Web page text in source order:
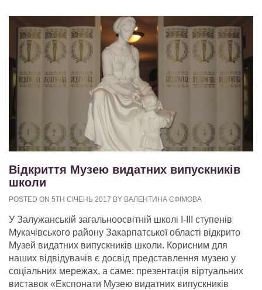
Відкриття Музею видатних випускників
школи
POSTED ON 5TH СІЧЕНЬ 2017 BY ВАЛЕНТИНА ЄФІМОВА
У Залужанській загальноосвітній школі І-ІІІ ступенів
Мукачівського району Закарпатської області відкрито
Музей видатних випускників школи. Корисним для
наших відвідувачів є досвід представлення музею у
соціальних мережах, а саме: презентація віртуальних
виставок «Експонати Музею видатних випускників